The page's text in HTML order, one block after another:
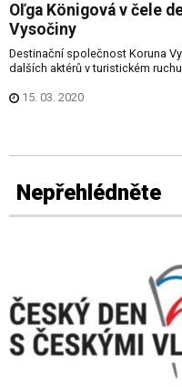
Oľga Königová v čele
Vysočiny
Destinační společnost Koruna
dalších aktérů v turistickém
15. 03. 2020
Nepřehlédněte